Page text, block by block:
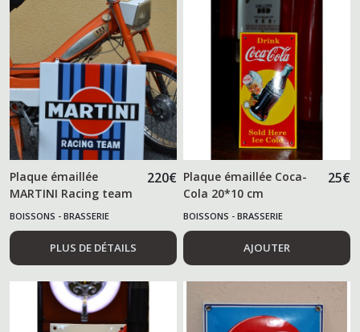
Plaque émaillée
MARTINI Racing team
220€
BOISSONS - BRASSERIE
PLUS DE DÉTAILS
Plaque émaillée Coca-
Cola 20*10 cm
25€
BOISSONS - BRASSERIE
AJOUTER